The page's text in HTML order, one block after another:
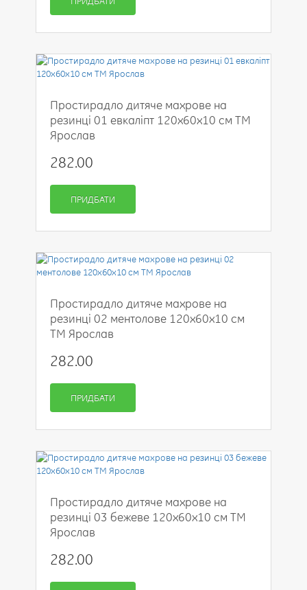
Простирадло дитяче махрове на
резинці 01 евкаліпт 120х60х10 см ТМ
Ярослав
282.00
ПРИДБАТИ
Простирадло дитяче махрове на
резинці 02 ментолове 120х60х10 см
ТМ Ярослав
282.00
ПРИДБАТИ
Простирадло дитяче махрове на
резинці 03 бежеве 120х60х10 см ТМ
Ярослав
282.00